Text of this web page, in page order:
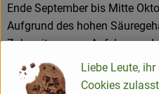
Ende September bis Mitte
Aufgrund des hohen
Zubereitung von Apfelmus
Back- oder Bratapfel gut
säurebetonter Äpfel ist er ein
Liebe Leute,
Cookies